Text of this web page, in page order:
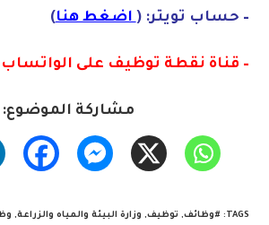
– حساب تويتر: ( اضغط هنا)
– قناة نقطة توظيف على الواتساب
مشاركة الموضوع:
TAGS
: #وظائف, توظيف, وزارة البيئة والمياه والزراعة,